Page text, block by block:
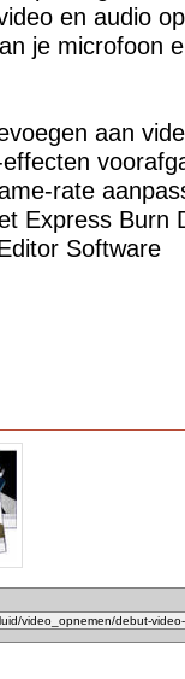
en audio
je microfoon
aan
rate
Express Burn
Software